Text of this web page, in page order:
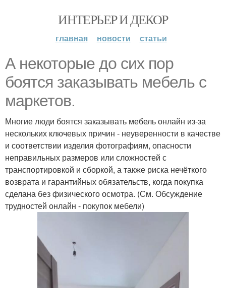
ИНТЕРЬЕР И ДЕКОР
главная новости статьи
А некоторые до сих пор
боятся заказывать мебель с
маркетов.
Многие люди боятся заказывать мебель онлайн из-за
нескольких ключевых причин - неуверенности в качестве
и соответствии изделия фотографиям, опасности
неправильных размеров или сложностей с
транспортировкой и сборкой, а также риска нечёткого
возврата и гарантийных обязательств, когда покупка
сделана без физического осмотра. (См. Обсуждение
трудностей онлайн - покупок мебели)